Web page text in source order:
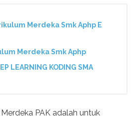
Merdeka Smk Aphp E
Merdeka Smk Aphp
LEARNING KODING SMA
PAK adalah untuk